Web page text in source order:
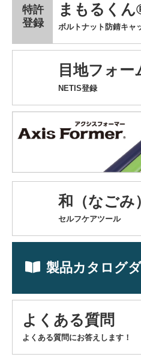
まもるく
特許
登録
ボルトナット防錆キャ
目地フォー
NETIS登録
和（なごみ
セルフケアツール
製品カタログ
よくある質問
よくある質問にお答えします！